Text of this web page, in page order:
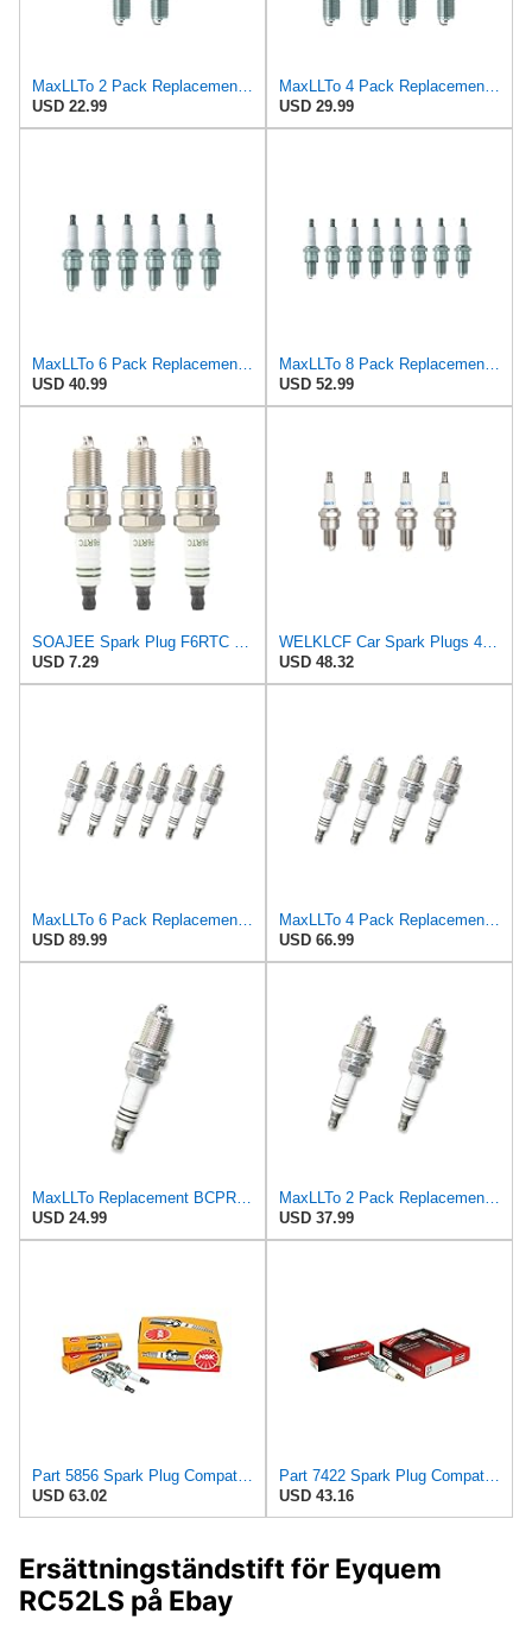
MaxLLTo 2 Pack Replacement 2851 V-Power Spark Plug for Bosch 7501 7595 W7DCR WR6D WR6DC WR6DCX WR7D
USD 22.99
USD 29.99
MaxLLTo 6 Pack Replacement 2851 V-Power Spark Plug for Bosch 7501 7595 W7DCR WR6D WR6DC WR6DCX WR7D
USD 40.99
USD 52.99
USD 7.29
USD 48.32
MaxLLTo 6 Pack Replacement BCPR6EIX-11 Spark Plug for NGK 4919 Iridium IX for DENSO Auto 3153 3155
USD 89.99
USD 66.99
MaxLLTo Replacement BCPR6EIX-11 Spark Plug for NGK 4919 Iridium IX for DENSO Auto 3153 3155 3157
USD 24.99
USD 37.99
Part 5856 Spark Plug Compatible with NGK A6 Replacement for A6, 130-765, 7422, 7-01844, Ab6, 2910,
USD 63.02
USD 43.16
Ersättningständstift för Eyquem
RC52LS på Ebay